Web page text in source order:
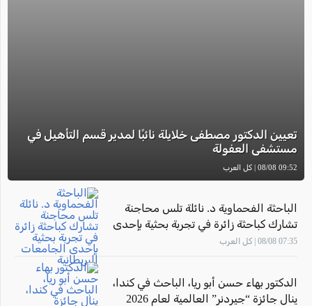
تعيين الدكتور مصطفى خلايلة نائبًا لمدير قسم التأهيل في
مستشفى العفولة
09:52 08/08 | كل العرب
الباحثة الفحماوية د. نائلة تلس محاجنة
تشارك كباحثة زائرة في تجربة بحثية بإحدى
الجامعات البريطانية
07:35 08/08 | كل العرب
الدكتور بهاء حسن أبو ريا، الباحث في كندا،
ينال جائزة “جيردنر” العالمية لعام 2026